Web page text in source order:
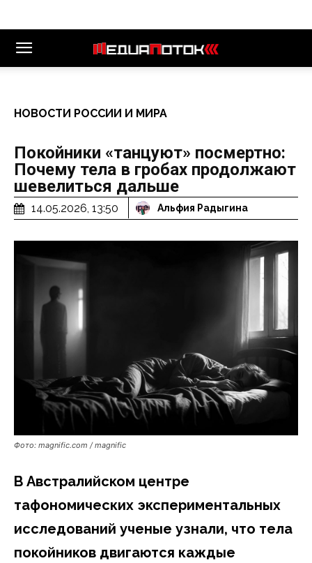
НОВОСТИ РОССИИ И МИРА
Покойники «танцуют» посмертно:
Почему тела в гробах продолжают
шевелиться дальше
14.05.2026, 13:50 Альфия Радыгина
Фото: magnific.com / magnific
В Австралийском центре
тафономических экспериментальных
исследований ученые узнали, что тела
покойников двигаются каждые